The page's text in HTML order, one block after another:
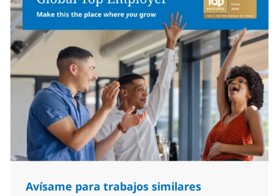
Avísame para trabajos similares